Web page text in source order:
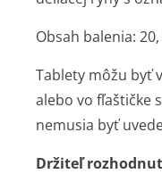
Obsah balenia:
Tablety môžu byť
alebo vo fľaštičke
nemusia byť
Držiteľ